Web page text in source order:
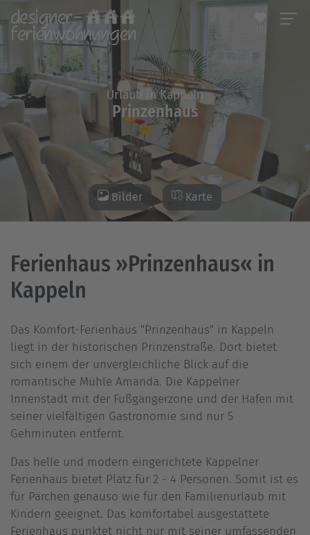
Urlaub in Kappeln
Prinzenhaus
Bilder Karte
Ferienhaus »Prinzenhaus« in
Kappeln
Das Komfort-Ferienhaus "Prinzenhaus" in Kappeln
liegt in der historischen Prinzenstraße. Dort bietet
sich einem der unvergleichliche Blick auf die
romantische Mühle Amanda. Die Kappelner
Innenstadt mit der Fußgängerzone und der Hafen mit
seiner vielfältigen Gastronomie sind nur 5
Gehminuten entfernt.
Das helle und modern eingerichtete Kappelner
Ferienhaus bietet Platz für 2 - 4 Personen. Somit ist es
für Pärchen genauso wie für den Familienurlaub mit
Kindern geeignet. Das komfortabel ausgestattete
Ferienhaus punktet nicht nur mit seiner umfassenden